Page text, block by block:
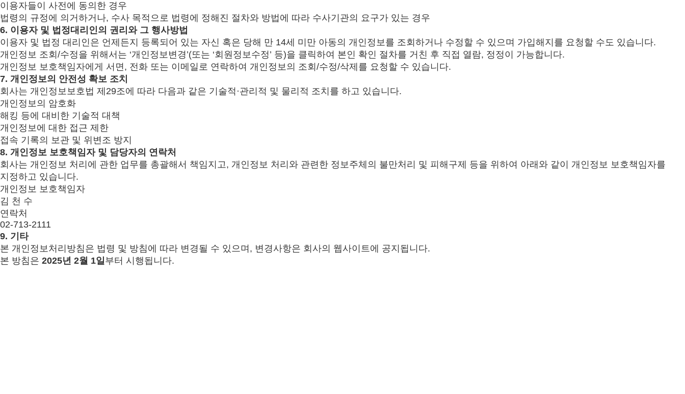
이용자들이 사전에 동의한 경우
법령의 규정에 의거하거나, 수사 목적으로 법령에 정해진 절차와 방법에 따라 수사기관의 요구가 있는 경우
6. 이용자 및 법정대리인의 권리와 그 행사방법
이용자 및 법정 대리인은 언제든지 등록되어 있는 자신 혹은 당해 만 14세 미만 아동의 개인정보를 조회하거나 수정할 수 있으며 가입해지를 요청할 수도 있습니다.
개인정보 조회/수정을 위해서는 ‘개인정보변경’(또는 ‘회원정보수정’ 등)을 클릭하여 본인 확인 절차를 거친 후 직접 열람, 정정이 가능합니다.
개인정보 보호책임자에게 서면, 전화 또는 이메일로 연락하여 개인정보의 조회/수정/삭제를 요청할 수 있습니다.
7. 개인정보의 안전성 확보 조치
회사는 개인정보보호법 제29조에 따라 다음과 같은 기술적·관리적 및 물리적 조치를 하고 있습니다.
개인정보의 암호화
해킹 등에 대비한 기술적 대책
개인정보에 대한 접근 제한
접속 기록의 보관 및 위변조 방지
8. 개인정보 보호책임자 및 담당자의 연락처
회사는 개인정보 처리에 관한 업무를 총괄해서 책임지고, 개인정보 처리와 관련한 정보주체의 불만처리 및 피해구제 등을 위하여 아래와 같이 개인정보 보호책임자를
지정하고 있습니다.
개인정보 보호책임자
김 천 수
연락처
02-713-2111
9. 기타
본 개인정보처리방침은 법령 및 방침에 따라 변경될 수 있으며, 변경사항은 회사의 웹사이트에 공지됩니다.
본 방침은 2025년 2월 1일부터 시행됩니다.